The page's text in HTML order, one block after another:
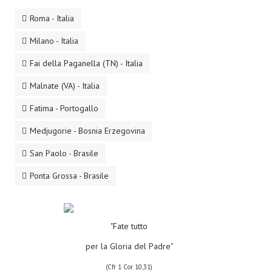
Roma - Italia
Milano - Italia
Fai della Paganella (TN) - Italia
Malnate (VA) - Italia
Fatima - Portogallo
Medjugorie - Bosnia Erzegovina
San Paolo - Brasile
Ponta Grossa - Brasile
"Fate tutto
per la Gloria del Padre"
(Cfr 1 Cor 10,31)